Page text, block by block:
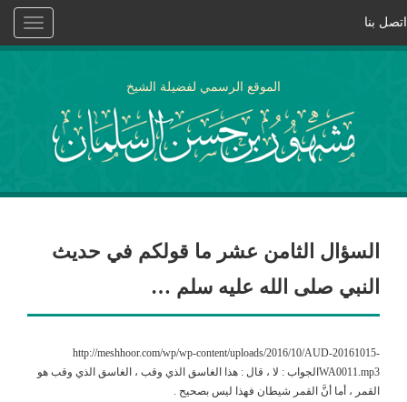
Toggle
اتصل بنا
الموقع الرسمي لفضيلة الشيخ
السؤال الثامن عشر ما قولكم في حديث
النبي صلى الله عليه سلم …
http://meshhoor.com/wp/wp-content/uploads/2016/10/AUD-20161015-
WA0011.mp3الجواب : لا ، قال : هذا الغاسق الذي وقب ، الغاسق الذي وقب هو
القمر ، أما أنَّ القمر شيطان فهذا ليس بصحيح .